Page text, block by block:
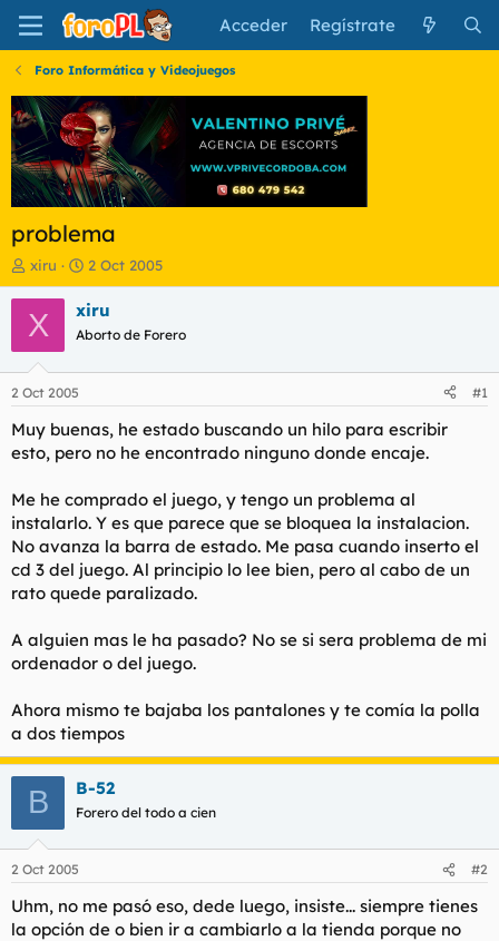
Acceder Regístrate
Foro Informática y Videojuegos
problema
I
n
i
c
a
o
r
d
e
t
e
m
a
xiru
F
e
c
a
i
n
c
o
2 Oct 2005
X xiru
Aborto de Forero
2 Oct 2005 #1
Muy buenas, he estado buscando un hilo para escribir
esto, pero no he encontrado ninguno donde encaje.
Me he comprado el juego, y tengo un problema al
instalarlo. Y es que parece que se bloquea la instalacion.
No avanza la barra de estado. Me pasa cuando inserto el
cd 3 del juego. Al principio lo lee bien, pero al cabo de un
rato quede paralizado.
A alguien mas le ha pasado? No se si sera problema de mi
ordenador o del juego.
Ahora mismo te bajaba los pantalones y te comía la polla
a dos tiempos
B B-52
Forero del todo a cien
2 Oct 2005 #2
Uhm, no me pasó eso, dede luego, insiste... siempre tienes
la opción de o bien ir a cambiarlo a la tienda porque no